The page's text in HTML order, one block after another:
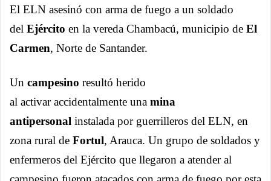
El ELN asesinó con arma de fuego a un soldado
del Ejército en la vereda Chambacú, municipio de El
Carmen, Norte de Santander.
Un campesino resultó herido
al activar accidentalmente una mina
antipersonal instalada por guerrilleros del ELN, en
zona rural de Fortul, Arauca. Un grupo de soldados y
enfermeros del Ejército que llegaron a atender al